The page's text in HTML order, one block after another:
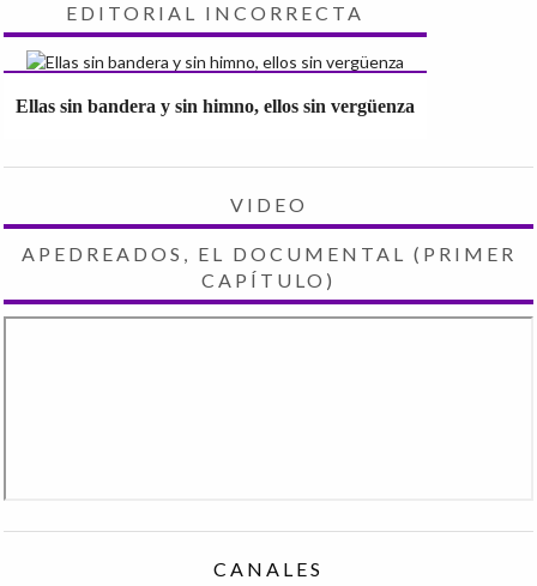
EDITORIAL INCORRECTA
Ellas sin bandera y sin himno, ellos sin vergüenza
VIDEO
APEDREADOS, EL DOCUMENTAL (PRIMER
CAPÍTULO)
CANALES